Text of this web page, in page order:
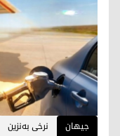
جیهان نرخی بەنزین